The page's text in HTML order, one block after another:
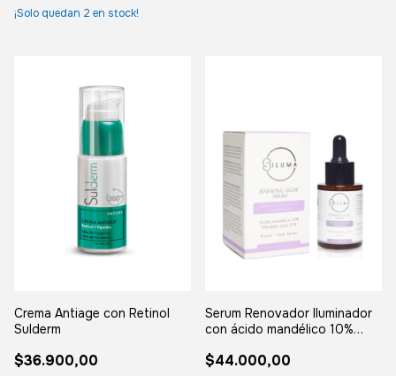
¡Solo quedan 2 en stock!
Crema Antiage con Retinol
Sulderm
$36.900,00
Serum Renovador Iluminador
con ácido mandélico 10%
$44.000,00